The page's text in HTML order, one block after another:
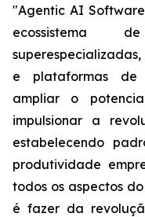
"Agentic AI
ecossistema
e plataformas de
ampliar o
impulsionar a
estabelecendo
produtividade
todos os aspectos
é fazer da